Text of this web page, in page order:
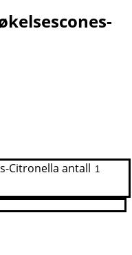
Citronella antall